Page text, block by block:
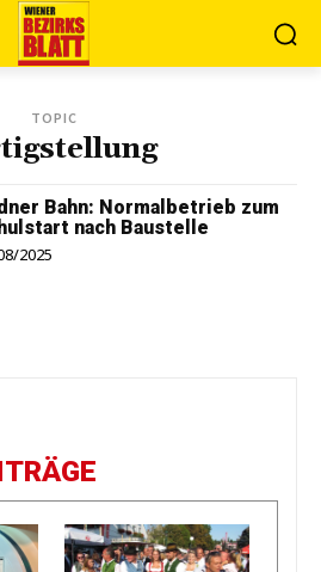
TOPIC
Bahn: Normalbetrieb zum
nach Baustelle
2025